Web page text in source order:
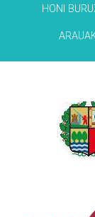
HONI